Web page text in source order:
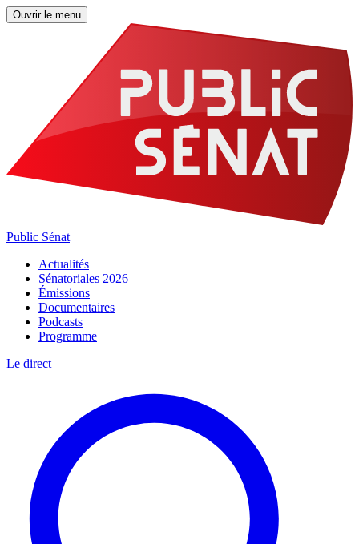
Ouvrir le menu
Public Sénat
Actualités
Sénatoriales 2026
Émissions
Documentaires
Podcasts
Programme
Le direct